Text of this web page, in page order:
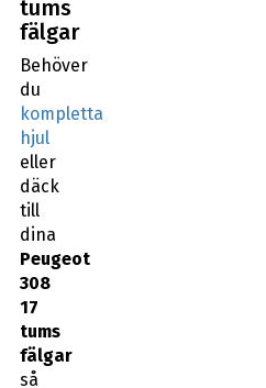
tums
fälgar
Behöver
du
kompletta
hjul
eller
däck
till
dina
Peugeot
308
17
tums
fälgar
så